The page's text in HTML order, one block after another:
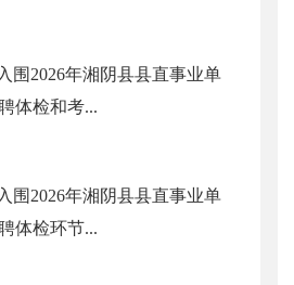
围2026年湘阴县县直事业单
体检和考...
围2026年湘阴县县直事业单
体检环节...